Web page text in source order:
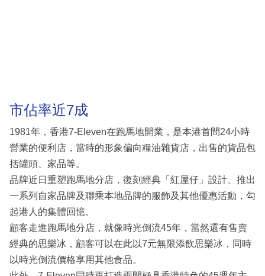
市佔率近7成
1981年，香港7-Eleven在跑馬地開業，是本港首間24小時
營業的便利店，當時的形象偏向糧油雜貨店，出售的貨品包
括罐頭、家品等。
品牌近日重塑跑馬地分店，復刻經典「紅屋仔」設計、推出
一系列自家品牌及聯乘本地品牌的服飾及其他優惠活動，勾
起港人的集體回憶。
顧客走進跑馬地分店，就像時光倒流45年，當然還有售賣
經典的思樂冰，顧客可以在此以7元無限添飲思樂冰，同時
以時光倒流價格享用其他食品。